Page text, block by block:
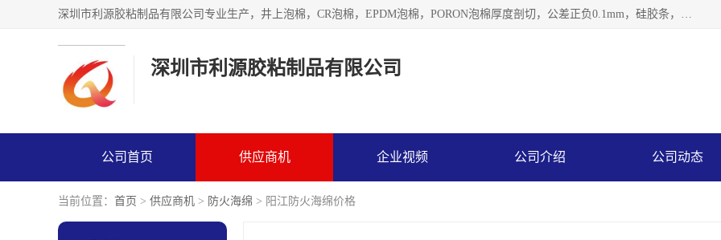
深圳市利源胶粘制品有限公司专业生产，井上泡棉，CR泡棉，EPDM泡棉，PORON泡棉厚度剖切，公差正负0.1mm，硅胶条，脚垫，异形一次成型，雕刻EVA海绵；包装材料:精密仪器、医疗器具、运输时缓冲、防震材料。建筑:住房装潢材料、房屋门窗密封；轻便、强韧性：轻便并且具有较强的韧性，良好的耐油性与耐溶剂性。隔热性：导热性低具有优越的保温性，具有的回弹性。
深圳市利源胶粘制品有限公司
公司首页 供应商机 企业视频 公司介绍 公司动态
当前位置： 首页 > 供应商机 > 防火海绵 > 阳江防火海绵价格